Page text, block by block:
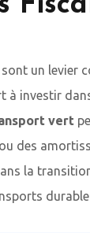
un levier
à investir
vert
des
la